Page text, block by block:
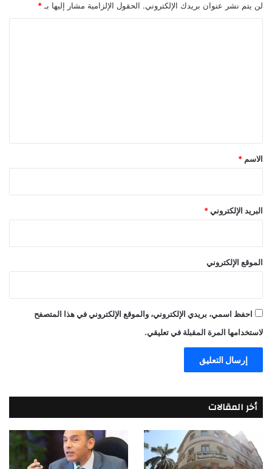
لن يتم نشر عنوان بريدك الإلكتروني. الحقول الإلزامية مشار إليها بـ *
*
الاسم *
البريد الإلكتروني *
الموقع الإلكتروني
احفظ اسمي، بريدي الإلكتروني، والموقع الإلكتروني في هذا المتصفح
لاستخدامها المرة المقبلة في تعليقي.
أخر المقالات